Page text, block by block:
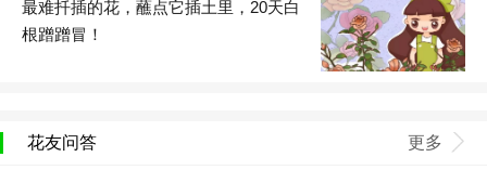
最难扦插的花，蘸点它插土里，20天白
根蹭蹭冒！
花友问答 更多